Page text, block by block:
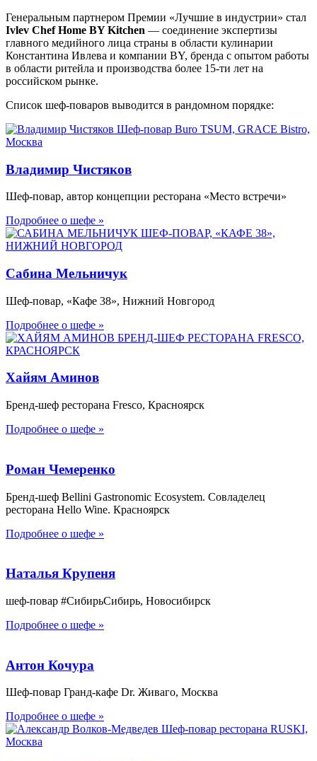
Генеральным партнером Премии «Лучшие в индустрии» стал
Ivlev Chef Home BY Kitchen — соединение экспертизы
главного медийного лица страны в области кулинарии
Константина Ивлева и компании BY, бренда с опытом работы
в области ритейла и производства более 15-ти лет на
российском рынке.
Список шеф-поваров выводится в рандомном порядке:
Владимир Чистяков
Шеф-повар, автор концепции ресторана «Место встречи»
Подробнее о шефе »
Сабина Мельничук
Шеф-повар, «Кафе 38», Нижний Новгород
Подробнее о шефе »
Хайям Аминов
Бренд-шеф ресторана Fresco, Красноярск
Подробнее о шефе »
Роман Чемеренко
Бренд-шеф Bellini Gastronomic Ecosystem. Совладелец
ресторана Hello Wine. Красноярск
Подробнее о шефе »
Наталья Крупеня
шеф-повар #СибирьСибирь, Новосибирск
Подробнее о шефе »
Антон Кочура
Шеф-повар Гранд-кафе Dr. Живаго, Москва
Подробнее о шефе »